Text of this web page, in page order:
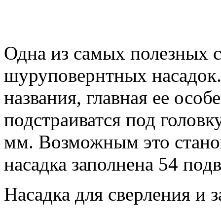
Одна из самых полезных
шуруповернтных
названия, главная ее
подстраиватся под
мм. Возможным это
насадка заполнена 54
Насадка для сверления и